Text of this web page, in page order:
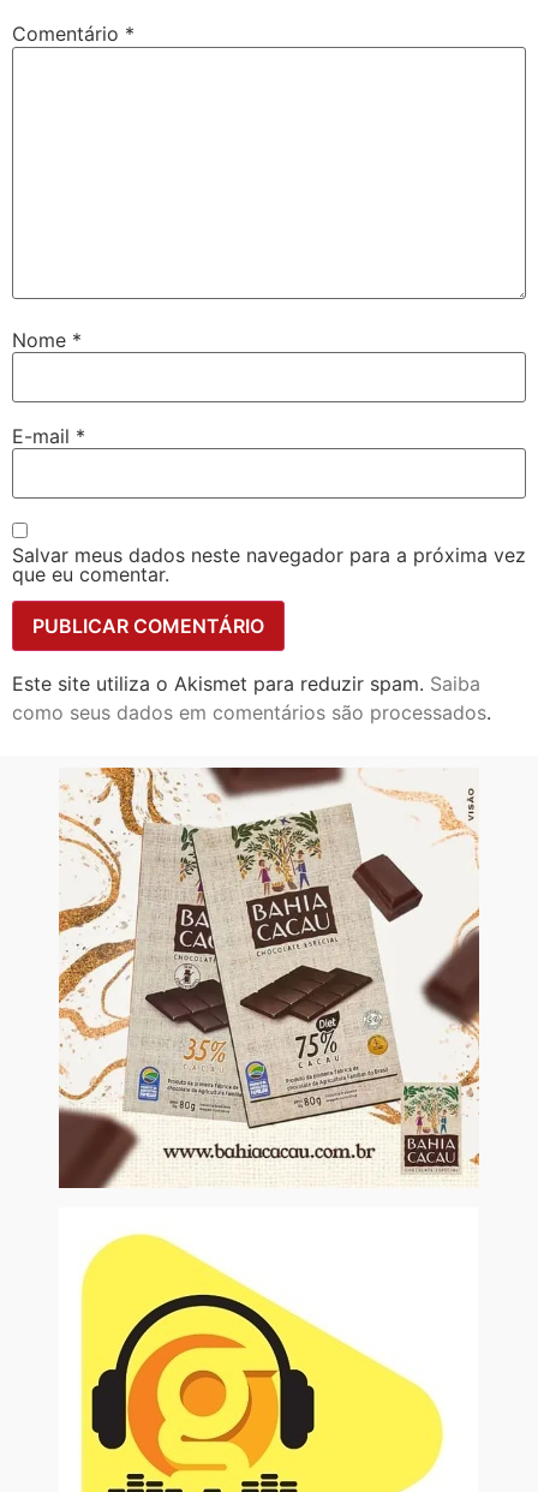
Comentário *
Nome *
E-mail *
Salvar meus dados neste navegador para a próxima vez
que eu comentar.
Este site utiliza o Akismet para reduzir spam. Saiba
como seus dados em comentários são processados.